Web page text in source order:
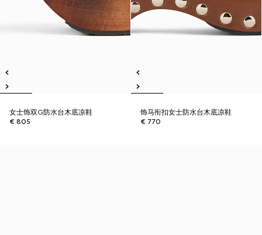
女士饰双G防水台木底凉鞋
€ 805
饰马衔扣女士防水台木底凉鞋
€ 770